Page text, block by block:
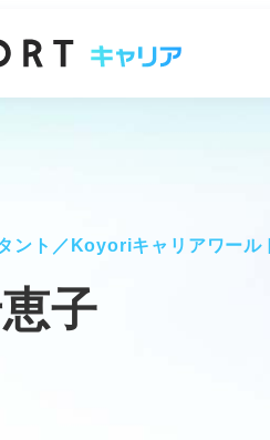
ント／Koyoriキャリアワール
子